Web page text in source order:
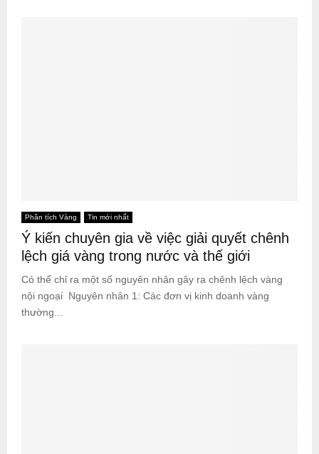
Phân tích Vàng Tin mới nhất
Ý kiến chuyên gia về việc giải quyết chênh
lệch giá vàng trong nước và thế giới
Có thể chỉ ra một số nguyên nhân gây ra chênh lệch vàng
nội ngoại Nguyên nhân 1: Các đơn vị kinh doanh vàng
thường...